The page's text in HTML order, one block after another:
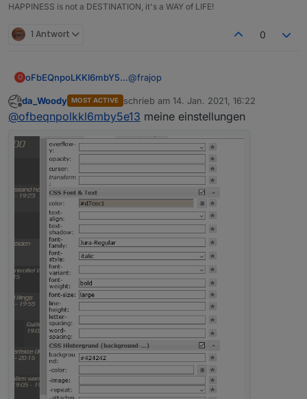
HAPPINESS is not a DESTINATION, it's a WAY of LIFE!
1 Antwort 0
O oFbEQnpoLKKl6mbY5e13@frajop
Das hängt eben von der gewählten
Hintergrund- und Schriftfarbe ab.
schwarzen Hintergrund bei euch in
den Screenshots. Verstehe ich nicht.
Einige Senderlogos kann man dann
nicht mehr erkennen.
Offline
da_Woody MOST ACTIVE schrieb am 14. Jan. 2021, 16:22
zuletzt editiert von
@ofbeqnpolkkl6mby5e13 meine einstellungen